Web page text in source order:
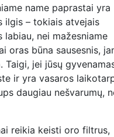
name paprastai yra
ilgis – tokiais atvejais
nei mažesniame
oras būna sausesnis,
Taigi, jei jūsų
ir yra vasaros
daugiau nešvarumų,
reikia keisti oro filtrus,